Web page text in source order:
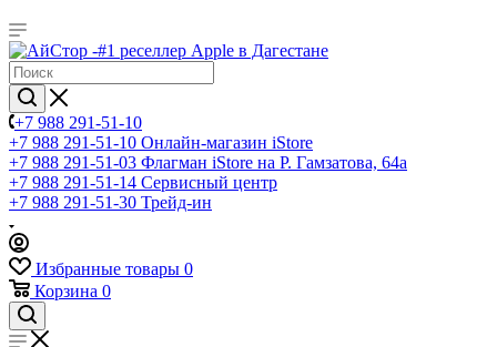
+7 988 291-51-10
+7 988 291-51-10 Онлайн-магазин iStore
+7 988 291-51-03 Флагман iStore на Р. Гамзатова, 64а
+7 988 291-51-14 Сервисный центр
+7 988 291-51-30 Трейд-ин
Избранные товары 0
Корзина 0